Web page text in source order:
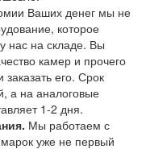
Ваших денег мы не
которое
нас на складе. Вы
камер и прочего
его. Срок
а на аналоговые
1-2 дня.
Мы работаем с
уже не первый